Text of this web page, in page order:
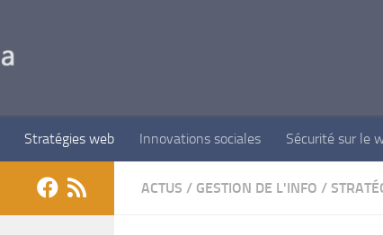
Stratégies web Innovations sociales Sécurité sur le
ACTUS / GESTION DE L'INFO /